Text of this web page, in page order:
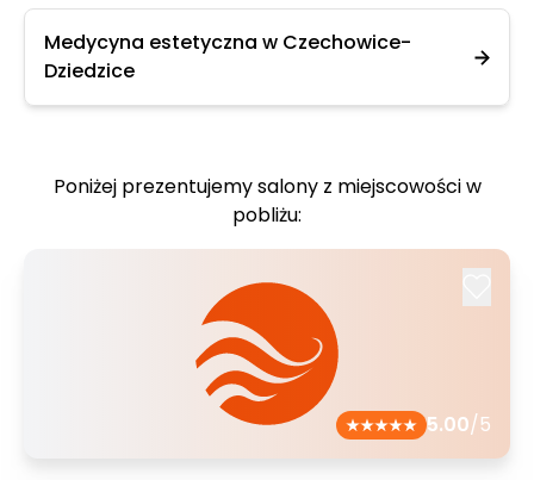
Medycyna estetyczna w Czechowice-
Dziedzice
Poniżej prezentujemy salony z miejscowości w
pobliżu:
5.00/5